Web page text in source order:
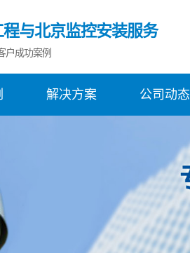
与北京监控安装服务
户成功案例
解决方案 公司动态